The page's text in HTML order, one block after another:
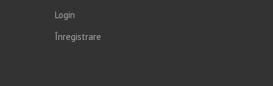
Login
Înregistrare